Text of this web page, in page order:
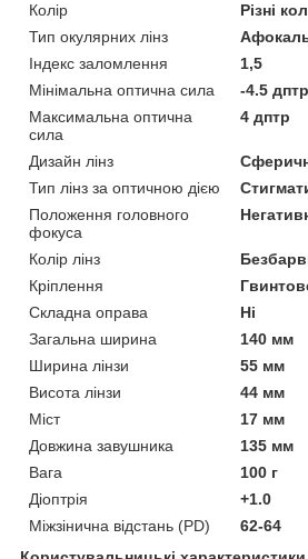
Колір
Різні
Тип окулярних лінз
Індекс заломлення
1,5
Мінімальна оптична сила
-4.5 дптр
Максимальна оптична
сила
4 дптр
Дизайн лінз
Тип лінз за оптичною дією
Положення головного
фокуса
Колір лінз
Кріплення
Складна оправа
Ні
Загальна ширина
140 мм
Ширина лінзи
55 мм
Висота лінзи
44 мм
Міст
17 мм
Довжина завушника
135 мм
Вага
100 г
Діоптрія
+1.0
Міжзінична відстань (PD)
62-64